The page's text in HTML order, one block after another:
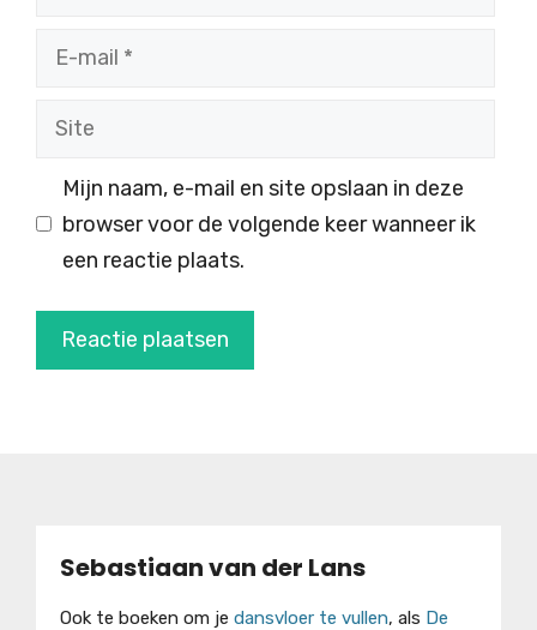
Site
Mijn naam, e-mail en site opslaan in deze
browser voor de volgende keer wanneer ik
een reactie plaats.
Sebastiaan van der Lans
Ook te boeken om je dansvloer te vullen, als De